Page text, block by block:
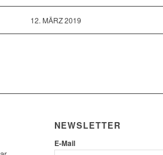
12. MÄRZ 2019
NEWSLETTER
E-Mail